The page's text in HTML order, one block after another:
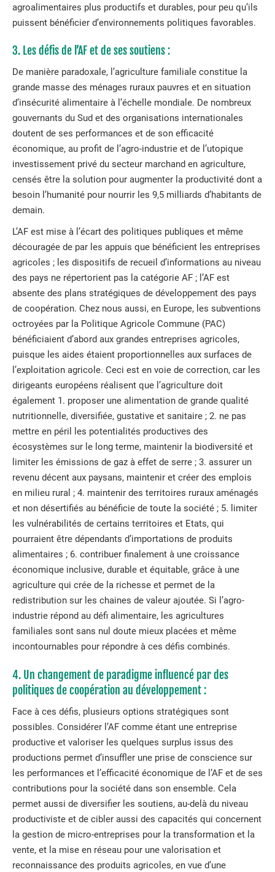
agroalimentaires plus productifs et durables, pour peu qu’ils
puissent bénéficier d’environnements politiques favorables.
3. Les défis de l’AF et de ses soutiens :
De manière paradoxale, l’agriculture familiale constitue la
grande masse des ménages ruraux pauvres et en situation
d’insécurité alimentaire à l’échelle mondiale. De nombreux
gouvernants du Sud et des organisations internationales
doutent de ses performances et de son efficacité
économique, au profit de l’agro-industrie et de l’utopique
investissement privé du secteur marchand en agriculture,
censés être la solution pour augmenter la productivité dont a
besoin l’humanité pour nourrir les 9,5 milliards d’habitants de
demain.
L’AF est mise à l’écart des politiques publiques et même
découragée de par les appuis que bénéficient les entreprises
agricoles ; les dispositifs de recueil d’informations au niveau
des pays ne répertorient pas la catégorie AF ; l’AF est
absente des plans stratégiques de développement des pays
de coopération. Chez nous aussi, en Europe, les subventions
octroyées par la Politique Agricole Commune (PAC)
bénéficiaient d’abord aux grandes entreprises agricoles,
puisque les aides étaient proportionnelles aux surfaces de
l’exploitation agricole. Ceci est en voie de correction, car les
dirigeants européens réalisent que l’agriculture doit
également 1. proposer une alimentation de grande qualité
nutritionnelle, diversifiée, gustative et sanitaire ; 2. ne pas
mettre en péril les potentialités productives des
écosystèmes sur le long terme, maintenir la biodiversité et
limiter les émissions de gaz à effet de serre ; 3. assurer un
revenu décent aux paysans, maintenir et créer des emplois
en milieu rural ; 4. maintenir des territoires ruraux aménagés
et non désertifiés au bénéficie de toute la société ; 5. limiter
les vulnérabilités de certains territoires et Etats, qui
pourraient être dépendants d’importations de produits
alimentaires ; 6. contribuer finalement à une croissance
économique inclusive, durable et équitable, grâce à une
agriculture qui crée de la richesse et permet de la
redistribution sur les chaines de valeur ajoutée. Si l’agro-
industrie répond au défi alimentaire, les agricultures
familiales sont sans nul doute mieux placées et même
incontournables pour répondre à ces défis combinés.
4. Un changement de paradigme influencé par des
politiques de coopération au développement :
Face à ces défis, plusieurs options stratégiques sont
possibles. Considérer l’AF comme étant une entreprise
productive et valoriser les quelques surplus issus des
productions permet d’insuffler une prise de conscience sur
les performances et l’efficacité économique de l’AF et de ses
contributions pour la société dans son ensemble. Cela
permet aussi de diversifier les soutiens, au-delà du niveau
productiviste et de cibler aussi des capacités qui concernent
la gestion de micro-entreprises pour la transformation et la
vente, et la mise en réseau pour une valorisation et
reconnaissance des produits agricoles, en vue d’une